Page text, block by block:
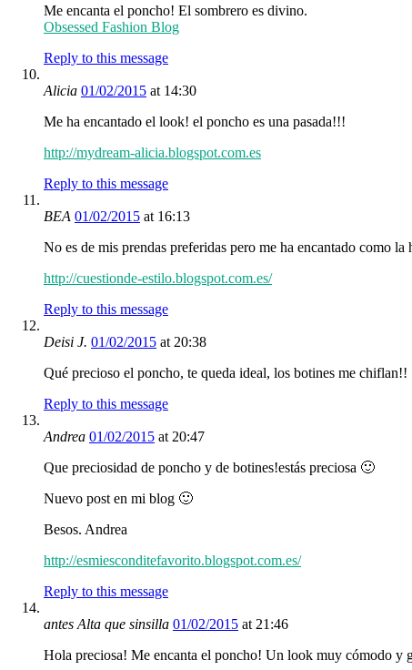
Me encanta el poncho! El sombrero es divino.
Obsessed Fashion Blog
Reply to this message
Alicia 01/02/2015 at 14:30
Me ha encantado el look! el poncho es una pasada!!!
http://mydream-alicia.blogspot.com.es
Reply to this message
BEA 01/02/2015 at 16:13
No es de mis prendas preferidas pero me ha encantado como
http://cuestionde-estilo.blogspot.com.es/
Reply to this message
Deisi J. 01/02/2015 at 20:38
Qué precioso el poncho, te queda ideal, los botines me chiflan!!
Reply to this message
Andrea 01/02/2015 at 20:47
Que preciosidad de poncho y de botines!estás preciosa 🙂
Nuevo post en mi blog 🙂
Besos. Andrea
http://esmiesconditefavorito.blogspot.com.es/
Reply to this message
antes Alta que sinsilla 01/02/2015 at 21:46
Hola preciosa! Me encanta el poncho! Un look muy cómodo y